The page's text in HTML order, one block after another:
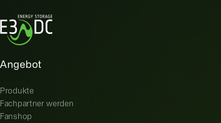
Angebot
Produkte
Fachpartner werden
Fanshop